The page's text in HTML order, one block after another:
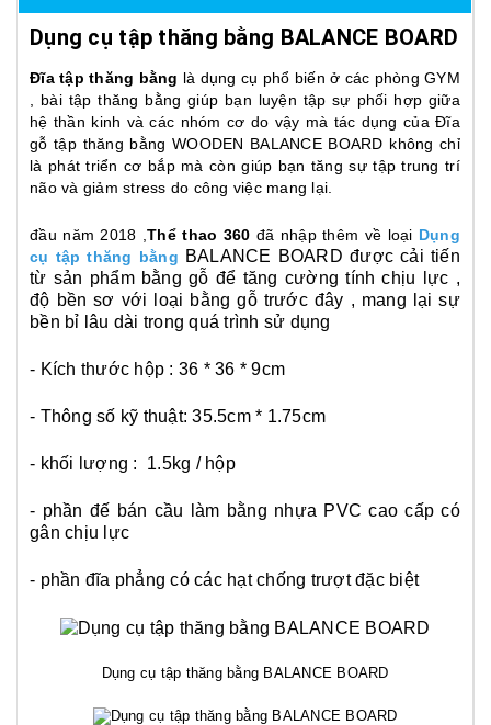
Dụng cụ tập thăng bằng BALANCE BOARD
Đĩa tập thăng bằng là dụng cụ phổ biến ở các phòng GYM
, bài tập thăng bằng giúp bạn luyện tập sự phối hợp giữa
hệ thần kinh và các nhóm cơ do vậy mà tác dụng của Đĩa
gỗ tập thăng bằng WOODEN BALANCE BOARD không chỉ
là phát triển cơ bắp mà còn giúp bạn tăng sự tập trung trí
não và giảm stress do công việc mang lại.
đầu năm 2018 ,Thể thao 360 đã nhập thêm về loại Dụng
cụ tập thăng bằng BALANCE BOARD được cải tiến
từ sản phẩm bằng gỗ để tăng cường tính chịu lực ,
độ bền sơ với loại bằng gỗ trước đây , mang lại sự
bền bỉ lâu dài trong quá trình sử dụng
- Kích thước hộp : 36 * 36 * 9cm
- Thông số kỹ thuật: 35.5cm * 1.75cm
- khối lượng : 1.5kg / hộp
- phần đế bán cầu làm bằng nhựa PVC cao cấp có
gân chịu lực
- phần đĩa phẳng có các hạt chống trượt đặc biệt
Dụng cụ tập thăng bằng BALANCE BOARD